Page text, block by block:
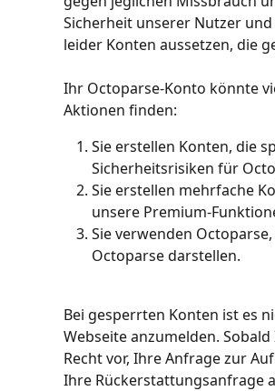
Sicherheit unserer Nutzer
leider Konten aussetzen, die
Ihr Octoparse-Konto könnte
Aktionen finden:
Sie erstellen Konten, die
Sicherheitsrisiken für
Sie erstellen mehrfache
unsere Premium-
Sie verwenden
Octoparse darstellen.
Bei gesperrten Konten ist es
Webseite anzumelden.
Recht vor, Ihre Anfrage zur
Ihre Rückerstattungsanfrage